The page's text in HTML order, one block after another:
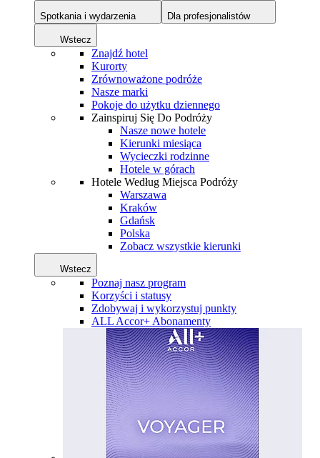
Spotkania i wydarzenia Dla profesjonalistów
Wstecz
Znajdź hotel
Kurorty
Zrównoważone podróże
Nasze marki
Pokoje do użytku dziennego
Zainspiruj Się Do Podróży
Nasze nowe hotele
Kierunki miesiąca
Wycieczki rodzinne
Hotele w górach
Hotele Według Miejsca Podróży
Warszawa
Kraków
Gdańsk
Polska
Zobacz wszystkie kierunki
Wstecz
Poznaj nasz program
Korzyści i statusy
Zdobywaj i wykorzystuj punkty
ALL Accor+ Abonamenty